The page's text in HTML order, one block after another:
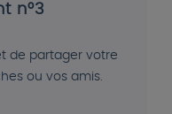
n°3
de partager votre
ou vos amis.